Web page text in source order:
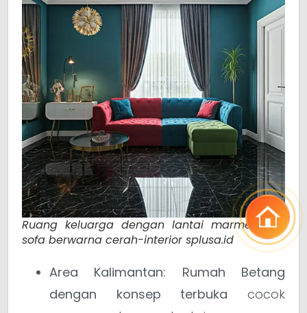
Ruang keluarga dengan lantai marmer dan
sofa berwarna cerah-interior splusa.id
Area Kalimantan:
Rumah Betang
dengan konsep terbuka cocok